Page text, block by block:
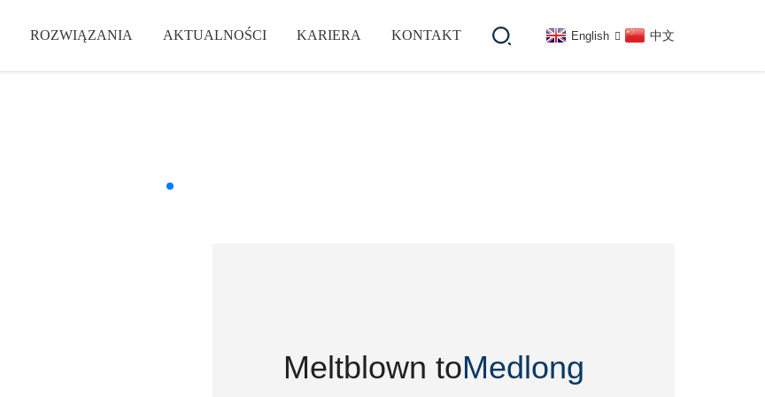
ROZWIĄZANIA AKTUALNOŚCI KARIERA KONTAKT English 中文
Meltblown toMedlong
Meltblown toMedlong
Medlong